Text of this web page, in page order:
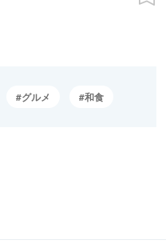
グルメ 和食